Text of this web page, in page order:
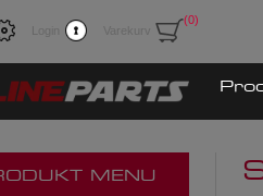
Login Varekurv
(0)
MENU